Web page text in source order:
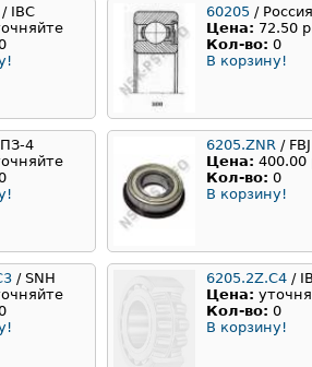
/ IBC
60205 / Россия
Цена: 72.50
Кол-во: 0
В корзину!
4
6205.ZNR / FBJ
Цена:
Кол-во: 0
В корзину!
/ SNH
6205.2Z.C4 /
Цена:
Кол-во: 0
В корзину!